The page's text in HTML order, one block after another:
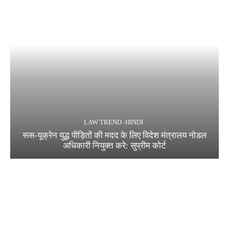
LAW TREND -HINDI
रूस-यूक्रेन युद्ध पीड़ितों की मदद के लिए विदेश मंत्रालय नोडल
अधिकारी नियुक्त करे: सुप्रीम कोर्ट